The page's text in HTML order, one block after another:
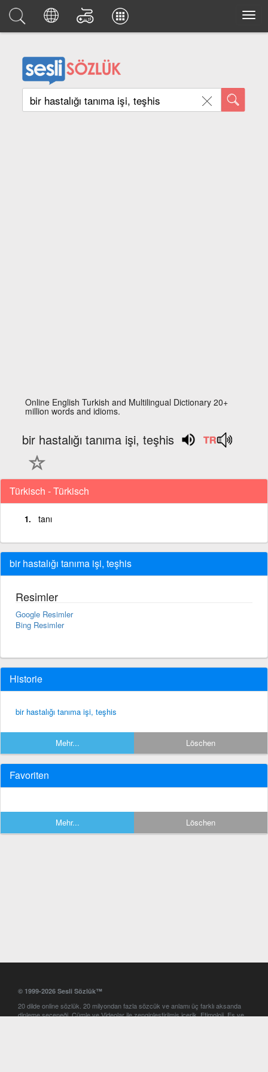
Online English Turkish and Multilingual Dictionary 20+
million words and idioms.
bir hastalığı tanıma işi, teşhis
Türkisch - Türkisch
tanı
bir hastalığı tanıma işi, teşhis
Resimler
Google Resimler
Bing Resimler
Historie
bir hastalığı tanıma işi, teşhis
Mehr... Löschen
Favoriten
Mehr... Löschen
© 1999-2026 Sesli Sözlük™
20 dilde online sözlük. 20 milyondan fazla sözcük ve anlamı üç farklı aksanda
dinleme seçeneği. Cümle ve Videolar ile zenginleştirilmiş içerik. Etimoloji, Eş ve